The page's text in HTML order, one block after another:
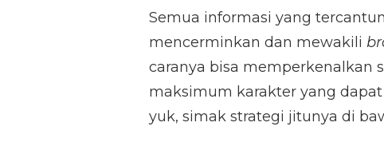
Semua informasi yang
mencerminkan dan mewakili
caranya bisa memperkenalkan
maksimum karakter yang
yuk, simak strategi jitunya di